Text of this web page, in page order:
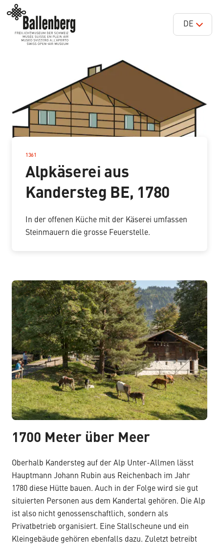
DE
1361
–
Alpkäserei aus
Kandersteg BE, 1780
In der offenen Küche mit der Käserei umfassen
Steinmauern die grosse Feuerstelle.
1700 Meter über Meer
Oberhalb Kandersteg auf der Alp Unter-Allmen lässt
Hauptmann Johann Rubin aus Reichenbach im Jahr
1780 diese Hütte bauen. Auch in der Folge wird sie gut
situierten Personen aus dem Kandertal gehören. Die Alp
ist also nicht genossenschaftlich, sondern als
Privatbetrieb organisiert. Eine Stallscheune und ein
Kleingebäude gehören ebenfalls dazu. Zuletzt betreibt